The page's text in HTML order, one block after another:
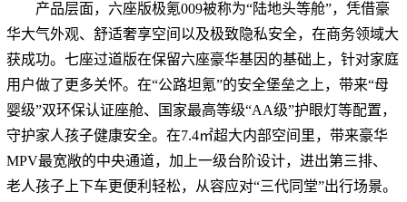
产品层面，六座版极氪009被称为“陆地头等舱”，凭借豪
华大气外观、舒适奢享空间以及极致隐私安全，在商务领域大
获成功。七座过道版在保留六座豪华基因的基础上，针对家庭
用户做了更多关怀。在“公路坦氪”的安全堡垒之上，带来“母
婴级”双环保认证座舱、国家最高等级“AA级”护眼灯等配置，
守护家人孩子健康安全。在7.4㎡超大内部空间里，带来豪华
MPV最宽敞的中央通道，加上一级台阶设计，进出第三排、
老人孩子上下车更便利轻松，从容应对“三代同堂”出行场景。